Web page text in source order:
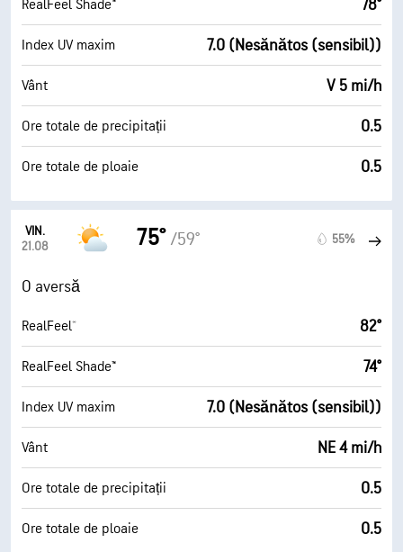
RealFeel Shade™ 78°
Index UV maxim 7.0 (Nesănătos (sensibil))
Vânt V 5 mi/h
Ore totale de precipitații 0.5
Ore totale de ploaie 0.5
VIN.
21.08
75° /59° 55%
O aversă
RealFeel® 82°
RealFeel Shade™ 74°
Index UV maxim 7.0 (Nesănătos (sensibil))
Vânt NE 4 mi/h
Ore totale de precipitații 0.5
Ore totale de ploaie 0.5